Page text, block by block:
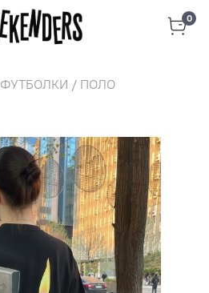
0
ФУТБОЛКИ / ПОЛО